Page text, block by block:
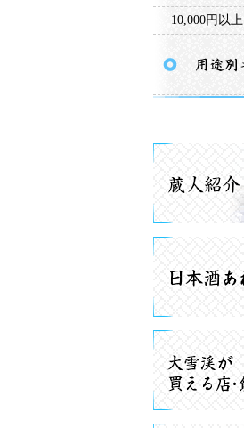
10,000円以上